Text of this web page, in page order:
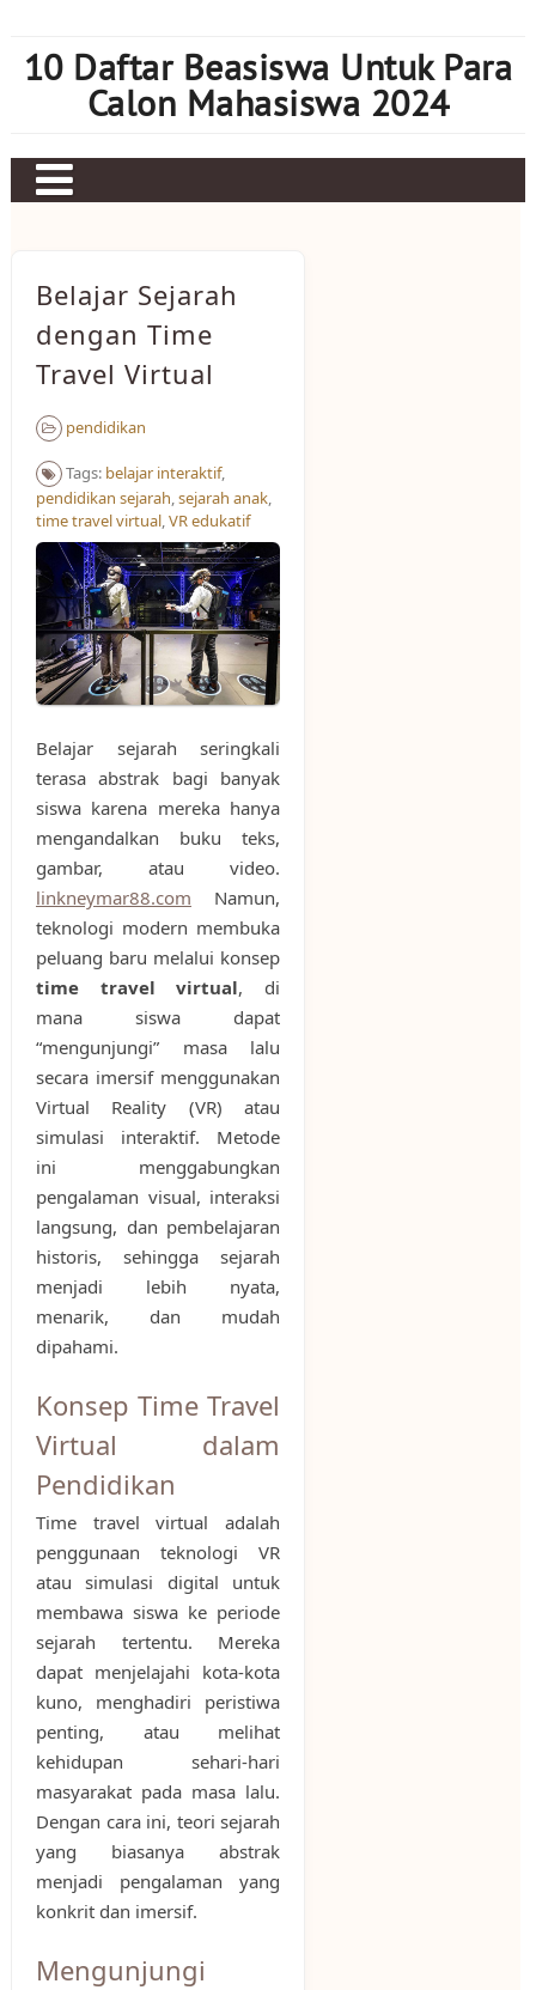
content
10 Daftar Beasiswa Untuk Para
Calon Mahasiswa 2024
Judi bola
Mahjong Ways 2
Slot Kamboja
Slot Thailand
Belajar Sejarah
dengan Time
Travel Virtual
pendidikan
Tags: belajar interaktif,
pendidikan sejarah,sejarah anak,
time travel virtual,VR edukatif
Belajar sejarah seringkali
terasa abstrak bagi banyak
siswa karena mereka hanya
mengandalkan buku teks,
gambar, atau video.
linkneymar88.com Namun,
teknologi modern membuka
peluang baru melalui konsep
time travel virtual, di
mana siswa dapat
“mengunjungi” masa lalu
secara imersif menggunakan
Virtual Reality (VR) atau
simulasi interaktif. Metode
ini menggabungkan
pengalaman visual, interaksi
langsung, dan pembelajaran
historis, sehingga sejarah
menjadi lebih nyata,
menarik, dan mudah
dipahami.
Konsep Time Travel
Virtual dalam
Pendidikan
Time travel virtual adalah
penggunaan teknologi VR
atau simulasi digital untuk
membawa siswa ke periode
sejarah tertentu. Mereka
dapat menjelajahi kota-kota
kuno, menghadiri peristiwa
penting, atau melihat
kehidupan sehari-hari
masyarakat pada masa lalu.
Dengan cara ini, teori sejarah
yang biasanya abstrak
menjadi pengalaman yang
konkrit dan imersif.
Mengunjungi